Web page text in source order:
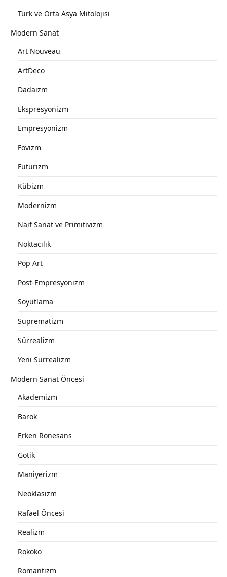
Türk ve Orta Asya Mitolojisi
Modern Sanat
Art Nouveau
ArtDeco
Dadaizm
Ekspresyonizm
Empresyonizm
Fovizm
Fütürizm
Kübizm
Modernizm
Naif Sanat ve Primitivizm
Noktacılık
Pop Art
Post-Empresyonizm
Soyutlama
Suprematizm
Sürrealizm
Yeni Sürrealizm
Modern Sanat Öncesi
Akademizm
Barok
Erken Rönesans
Gotik
Maniyerizm
Neoklasizm
Rafael Öncesi
Realizm
Rokoko
Romantizm